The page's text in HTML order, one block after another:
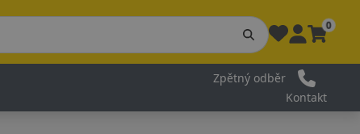
0
Zpětný odběr
Kontakt